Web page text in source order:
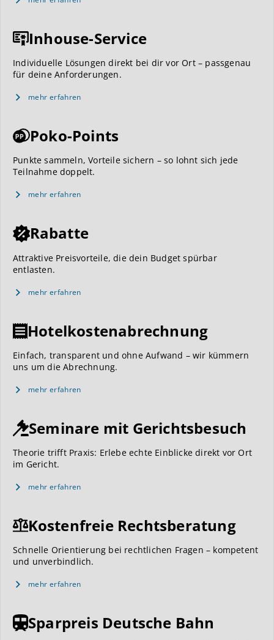
Inhouse-Service
Individuelle Lösungen direkt bei dir vor Ort – passgenau
für deine Anforderungen.
mehr erfahren
Poko-Points
Punkte sammeln, Vorteile sichern – so lohnt sich jede
Teilnahme doppelt.
mehr erfahren
Rabatte
Attraktive Preisvorteile, die dein Budget spürbar
entlasten.
mehr erfahren
Hotelkostenabrechnung
Einfach, transparent und ohne Aufwand – wir kümmern
uns um die Abrechnung.
mehr erfahren
Seminare mit Gerichtsbesuch
Theorie trifft Praxis: Erlebe echte Einblicke direkt vor Ort
im Gericht.
mehr erfahren
Kostenfreie Rechtsberatung
Schnelle Orientierung bei rechtlichen Fragen – kompetent
und unverbindlich.
mehr erfahren
Sparpreis Deutsche Bahn